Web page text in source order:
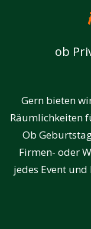
ob
Gern bieten
Räumlichkeiten
Ob
Firmen- oder
jedes Event